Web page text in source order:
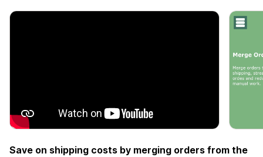
Save on shipping costs by merging orders from the